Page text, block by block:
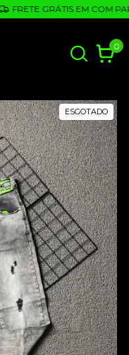
FRETE GRÁTIS EM COM
0
ESGOTADO